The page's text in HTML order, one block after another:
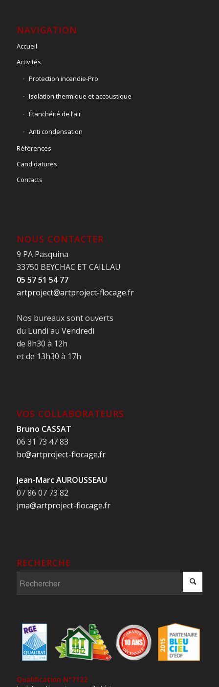
NAVIGATION
Accueil
Activités
Protection incendie-Pro
Isolation thermique et accoustique
Étanchéité de l’air
Anti condensation
Références
Candidatures
Contacts
NOUS CONTACTER
9 PA Pasquina
33750 BEYCHAC ET CAILLAU
05 57 51 54 77
artproject@artproject-flocage.fr
Nos bureaux sont ouverts
du Lundi au Vendredi
de 8h30 à 12h
et de 13h30 à 17h
VOS COLLABORATEURS
Bruno CASSAT
06 31 73 47 83
bc@artproject-flocage.fr
Jean-Marc AUROUSSEAU
07 86 07 73 82
jma@artproject-flocage.fr
RECHERCHE
Qualification N°7122